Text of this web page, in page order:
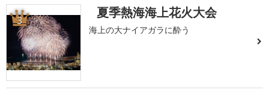
3 夏季熱海海上花火大会
海上の大ナイアガラに酔う